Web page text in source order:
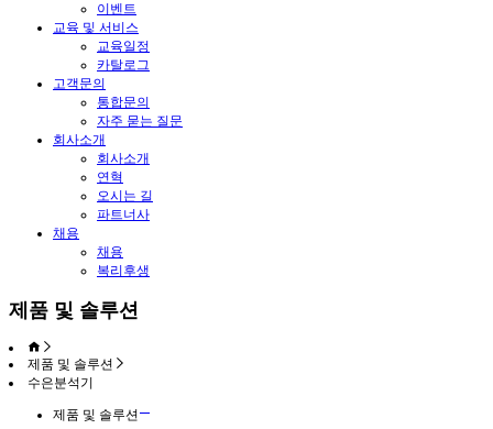
이벤트
교육 및 서비스
교육일정
카탈로그
고객문의
통합문의
자주 묻는 질문
회사소개
회사소개
연혁
오시는 길
파트너사
채용
채용
복리후생
제품 및 솔루션
제품 및 솔루션
수은분석기
제품 및 솔루션